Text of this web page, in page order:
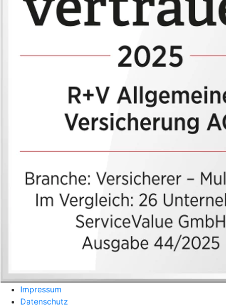
Impressum
Datenschutz